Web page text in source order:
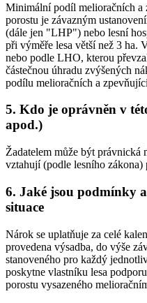
Minimální podíl melioračních
porostu je závazným
(dále jen "LHP") nebo lesní
při výměře lesa větší než 3 ha.
nebo podle LHO, kterou
částečnou úhradu zvýšených
podílu melioračních a
5. Kdo je oprávněn v
apod.)
Žadatelem může být právnická
vztahují (podle lesního zákona)
6. Jaké jsou podmínky
situace
Nárok se uplatňuje za celé
provedena výsadba, do výše
stanoveného pro každý
poskytne vlastníku lesa
porostu vysazeného